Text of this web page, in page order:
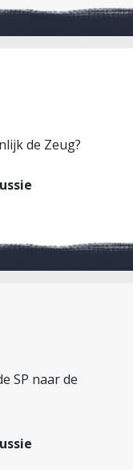
de Zeug?
SP naar de